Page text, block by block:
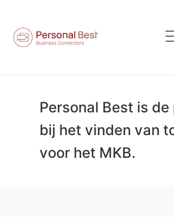
Personal Best is
bij het vinden van
voor het MKB.